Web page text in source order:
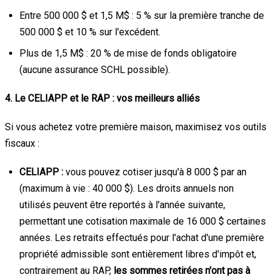
Entre 500 000 $ et 1,5 M$ : 5 % sur la première tranche de
500 000 $ et 10 % sur l'excédent.
Plus de 1,5 M$ : 20 % de mise de fonds obligatoire
(aucune assurance SCHL possible).
4. Le CELIAPP et le RAP : vos meilleurs alliés
Si vous achetez votre première maison, maximisez vos outils
fiscaux :
CELIAPP : vous pouvez cotiser jusqu'à 8 000 $ par an
(maximum à vie : 40 000 $). Les droits annuels non
utilisés peuvent être reportés à l'année suivante,
permettant une cotisation maximale de 16 000 $ certaines
années. Les retraits effectués pour l'achat d'une première
propriété admissible sont entièrement libres d'impôt et,
contrairement au RAP, les sommes retirées n'ont pas à